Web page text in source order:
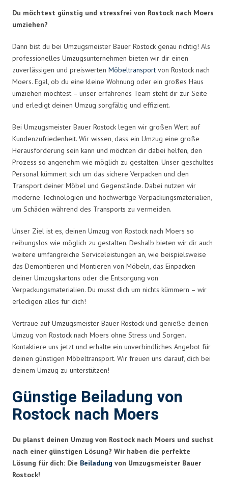
Du möchtest günstig und stressfrei von Rostock nach Moers
umziehen?
Dann bist du bei Umzugsmeister Bauer Rostock genau richtig! Als
professionelles Umzugsunternehmen bieten wir dir einen
zuverlässigen und preiswerten Möbeltransport von Rostock nach
Moers. Egal, ob du eine kleine Wohnung oder ein großes Haus
umziehen möchtest – unser erfahrenes Team steht dir zur Seite
und erledigt deinen Umzug sorgfältig und effizient.
Bei Umzugsmeister Bauer Rostock legen wir großen Wert auf
Kundenzufriedenheit. Wir wissen, dass ein Umzug eine große
Herausforderung sein kann und möchten dir dabei helfen, den
Prozess so angenehm wie möglich zu gestalten. Unser geschultes
Personal kümmert sich um das sichere Verpacken und den
Transport deiner Möbel und Gegenstände. Dabei nutzen wir
moderne Technologien und hochwertige Verpackungsmaterialien,
um Schäden während des Transports zu vermeiden.
Unser Ziel ist es, deinen Umzug von Rostock nach Moers so
reibungslos wie möglich zu gestalten. Deshalb bieten wir dir auch
weitere umfangreiche Serviceleistungen an, wie beispielsweise
das Demontieren und Montieren von Möbeln, das Einpacken
deiner Umzugskartons oder die Entsorgung von
Verpackungsmaterialien. Du musst dich um nichts kümmern – wir
erledigen alles für dich!
Vertraue auf Umzugsmeister Bauer Rostock und genieße deinen
Umzug von Rostock nach Moers ohne Stress und Sorgen.
Kontaktiere uns jetzt und erhalte ein unverbindliches Angebot für
deinen günstigen Möbeltransport. Wir freuen uns darauf, dich bei
deinem Umzug zu unterstützen!
Günstige Beiladung von
Rostock nach Moers
Du planst deinen Umzug von Rostock nach Moers und suchst
nach einer günstigen Lösung? Wir haben die perfekte
Lösung für dich: Die Beiladung von Umzugsmeister Bauer
Rostock!